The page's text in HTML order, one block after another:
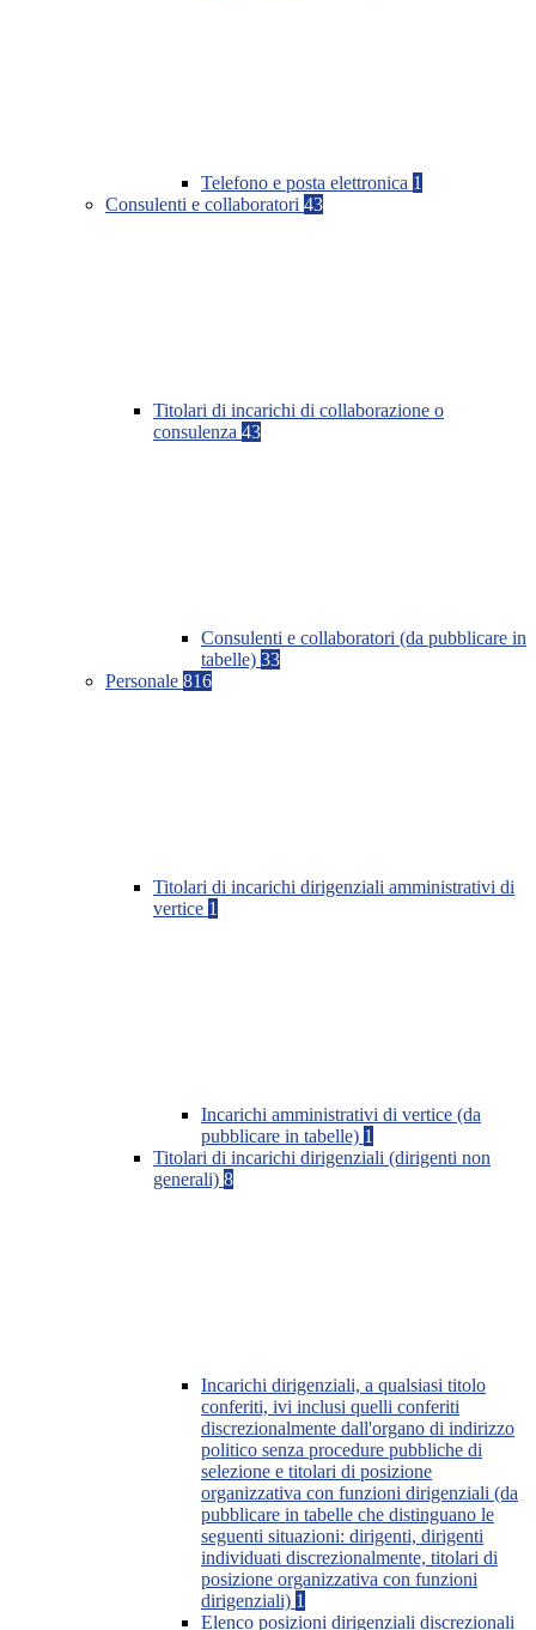
Telefono e posta elettronica 1
Consulenti e collaboratori 43
Titolari di incarichi di collaborazione o
consulenza 43
Consulenti e collaboratori (da pubblicare in
tabelle) 33
Personale 816
Titolari di incarichi dirigenziali amministrativi di
vertice 1
Incarichi amministrativi di vertice (da
pubblicare in tabelle) 1
Titolari di incarichi dirigenziali (dirigenti non
generali) 8
Incarichi dirigenziali, a qualsiasi titolo
conferiti, ivi inclusi quelli conferiti
discrezionalmente dall'organo di indirizzo
politico senza procedure pubbliche di
selezione e titolari di posizione
organizzativa con funzioni dirigenziali (da
pubblicare in tabelle che distinguano le
seguenti situazioni: dirigenti, dirigenti
individuati discrezionalmente, titolari di
posizione organizzativa con funzioni
dirigenziali) 1
Elenco posizioni dirigenziali discrezionali